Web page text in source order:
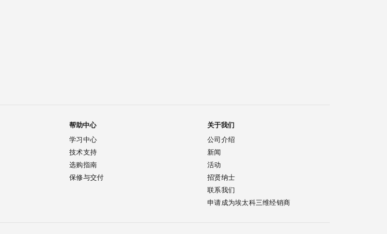
帮助中心
学习中心
技术支持
选购指南
保修与交付
关于我们
公司介绍
新闻
活动
招贤纳士
联系我们
申请成为埃太科三维经销商